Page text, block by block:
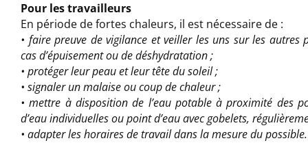
Pour les travailleurs
En période de fortes chaleurs, il est nécessaire de :
• faire preuve de vigilance et veiller les uns sur les
cas d’épuisement ou de déshydratation ;
• protéger leur peau et leur tête du soleil ;
• signaler un malaise ou coup de chaleur ;
• mettre à disposition de l’eau potable à proximité des
d’eau individuelles ou point d’eau avec gobelets,
• adapter les horaires de travail dans la mesure du possible.